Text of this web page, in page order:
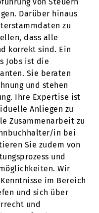
Darüber hinaus
zu
dass alle
korrekt sind. Ein
Jobs ist die
Sie beraten
und stehen
Ihre Expertise ist
Anliegen zu
Zusammenarbeit zu
in bei
Sie zudem von
und
Wir
im Bereich
und sich über
und